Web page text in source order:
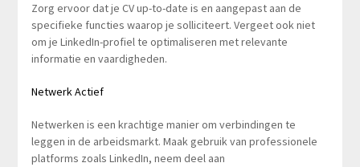
Zorg ervoor dat je CV up-to-date is en aangepast aan de
specifieke functies waarop je solliciteert. Vergeet ook niet
om je LinkedIn-profiel te optimaliseren met relevante
informatie en vaardigheden.
Netwerk Actief
Netwerken is een krachtige manier om verbindingen te
leggen in de arbeidsmarkt. Maak gebruik van professionele
platforms zoals LinkedIn, neem deel aan